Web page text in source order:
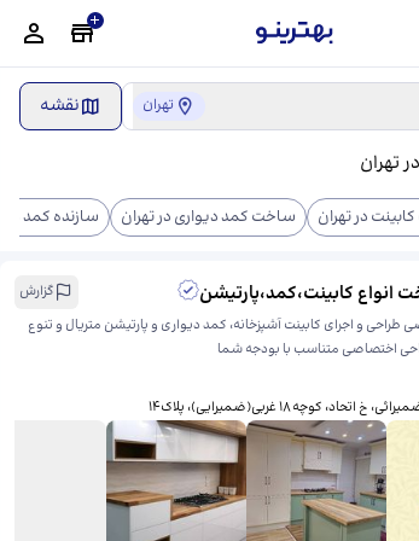
تهران نقشه
تهران
در تهران ساخت کمد دیواری در تهران سازنده کمد
انواع کابینت،کمد،پارتیشن
گزارش
۲۰ سال تجربه تخصصی طراحی و اجرای کابینت آشپزخانه، کمد دیواری و پارتیشن متریال و تنوع
اختصاصی متناسب با بودجه شما
کوچه ۱۸ غربی(ضمیرایی)، پلاک‌۱۴